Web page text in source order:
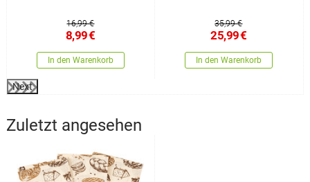
16,99 €
8,99€
In den Warenkorb
35,99 €
25,99€
In den Warenkorb
Next
Zuletzt angesehen